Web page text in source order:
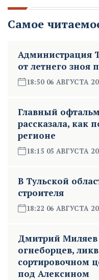
Самое
Администрация
от летнего
18:50 06 АВГУСТА
Главный
рассказала, как
регионе
18:15 05 АВГУСТА
В Тульской
строителя
18:22 06 АВГУСТА
Дмитрий Миляев
огнеборцев,
сортировочном
под Алексином